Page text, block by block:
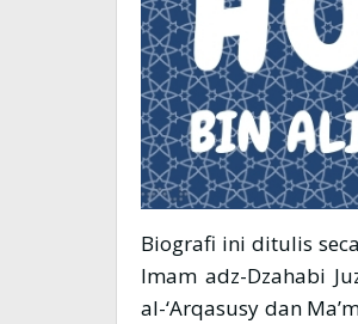
Biografi ini ditulis
Imam adz-Dzahabi
al-‘Arqasusy dan